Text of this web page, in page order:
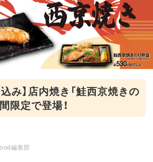
み】店内焼き「鮭西京焼きの
限定で登場！
編集部